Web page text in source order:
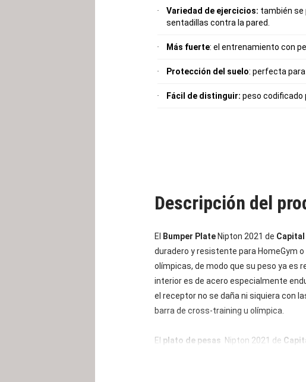
Variedad de ejercicios: también se
sentadillas contra la pared.
Más fuerte: el entrenamiento con
Protección del suelo: perfecta
Fácil de distinguir: peso codificado
Descripción del
El Bumper Plate Nipton 2021 de
duradero y resistente para HomeGym
olímpicas, de modo que su peso ya es
interior es de acero especialmente
el receptor no se daña ni siquiera con
barra de cross-training u olímpica.
El plato de pesas Nipton 2021 de
disco de pesas se mantiene tan